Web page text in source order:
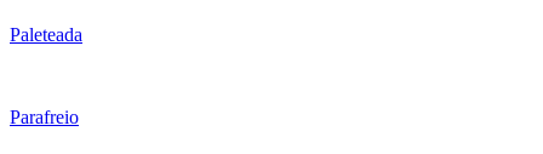
Paleteada
Parafreio